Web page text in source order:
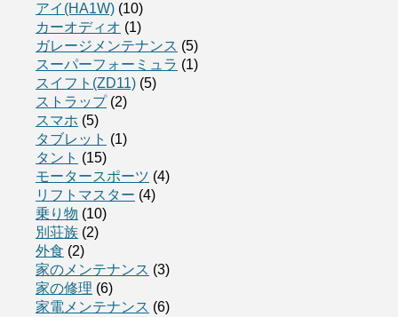
アイ(HA1W) (10)
カーオディオ (1)
ガレージメンテナンス (5)
スーパーフォーミュラ (1)
スイフト(ZD11) (5)
ストラップ(2)
スマホ (5)
タブレット (1)
タント (15)
モータースポーツ (4)
リフトマスター (4)
乗り物 (10)
別荘族 (2)
外食 (2)
家のメンテナンス (3)
家の修理 (6)
家電メンテナンス (6)